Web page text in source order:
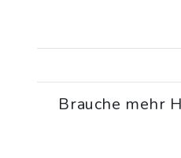
Brauche mehr